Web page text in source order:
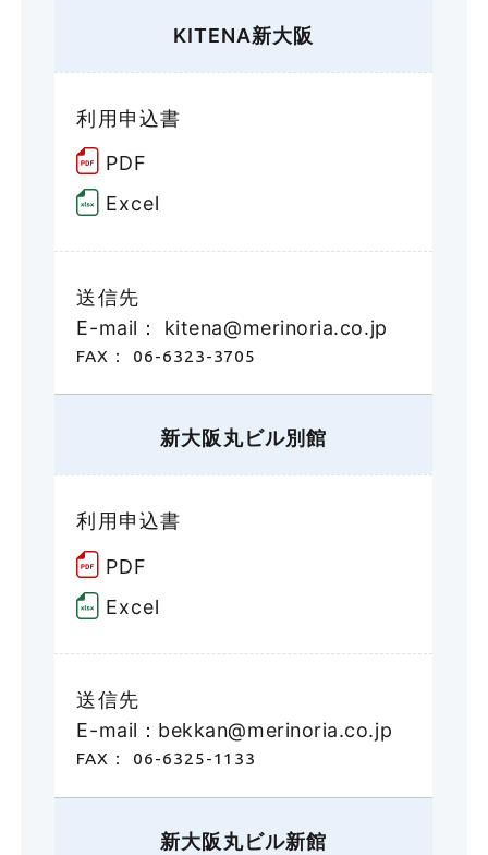
KITENA新大阪
利用申込書
PDF
Excel
送信先
E-mail： kitena@merinoria.co.jp
FAX： 06-6323-3705
新大阪丸ビル別館
利用申込書
PDF
Excel
送信先
E-mail：bekkan@merinoria.co.jp
FAX： 06-6325-1133
新大阪丸ビル新館